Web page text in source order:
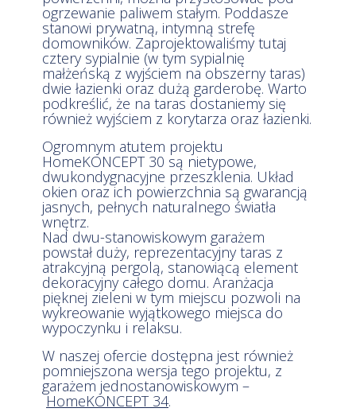
ogrzewanie paliwem stałym. Poddasze
stanowi prywatną, intymną strefę
domowników. Zaprojektowaliśmy tutaj
cztery sypialnie (w tym sypialnię
małżeńską z wyjściem na obszerny taras)
dwie łazienki oraz dużą garderobę. Warto
podkreślić, że na taras dostaniemy się
również wyjściem z korytarza oraz łazienki.
Ogromnym atutem projektu
HomeKONCEPT 30 są nietypowe,
dwukondygnacyjne przeszklenia. Układ
okien oraz ich powierzchnia są gwarancją
jasnych, pełnych naturalnego światła
wnętrz.
Nad dwu-stanowiskowym garażem
powstał duży, reprezentacyjny taras z
atrakcyjną pergolą, stanowiącą element
dekoracyjny całego domu. Aranżacja
pięknej zieleni w tym miejscu pozwoli na
wykreowanie wyjątkowego miejsca do
wypoczynku i relaksu.
W naszej ofercie dostępna jest również
pomniejszona wersja tego projektu, z
garażem jednostanowiskowym –
HomeKONCEPT 34.